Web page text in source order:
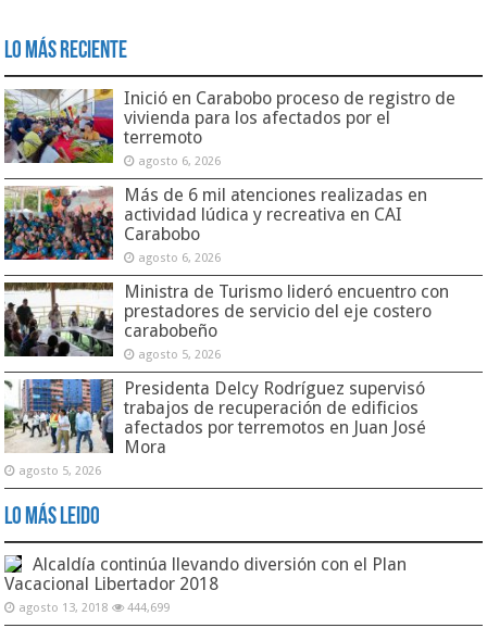
Lo Más Reciente
Inició en Carabobo proceso de registro de
vivienda para los afectados por el
terremoto
agosto 6, 2026
Más de 6 mil atenciones realizadas en
actividad lúdica y recreativa en CAI
Carabobo
agosto 6, 2026
Ministra de Turismo lideró encuentro con
prestadores de servicio del eje costero
carabobeño
agosto 5, 2026
Presidenta Delcy Rodríguez supervisó
trabajos de recuperación de edificios
afectados por terremotos en Juan José
Mora
agosto 5, 2026
Lo Más Leido
Alcaldía continúa llevando diversión con el Plan
Vacacional Libertador 2018
agosto 13, 2018 444,699